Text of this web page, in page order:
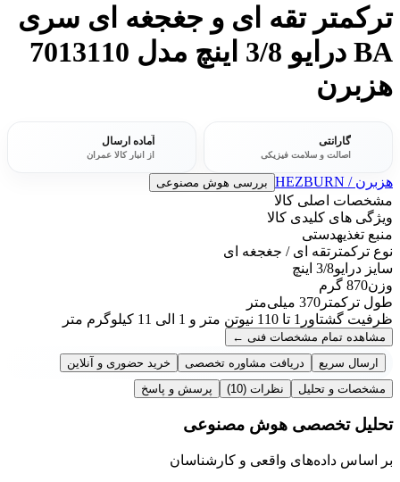
ترکمتر تقه ای و جغجغه ای سری
BA درایو 3/8 اینچ مدل 7013110
هزبرن
گارانتی
اصالت و سلامت فیزیکی
آماده ارسال
از انبار کالا عمران
هزبرن / HEZBURN بررسی هوش مصنوعی
مشخصات اصلی کالا
ویژگی های کلیدی کالا
منبع تغذیهدستی
نوع ترکمتر تقه ای / جغجغه ای
سایز درایو3/8 اینچ
وزن870 گرم
طول ترکمتر 370 میلی‌متر
ظرفیت گشتاور 1 تا 110 نیوتن متر و 1 الی 11 کیلوگرم متر
مشاهده تمام مشخصات فنی ←
ارسال سریع
دریافت مشاوره تخصصی
خرید حضوری و آنلاین
مشخصات و تحلیل
نظرات (10) پرسش و پاسخ
تحلیل تخصصی هوش مصنوعی
بر اساس داده‌های واقعی و کارشناسان